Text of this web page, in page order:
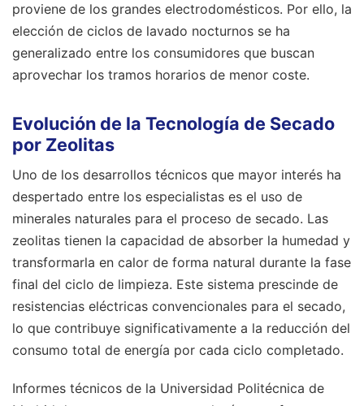
proviene de los grandes electrodomésticos. Por ello, la
elección de ciclos de lavado nocturnos se ha
generalizado entre los consumidores que buscan
aprovechar los tramos horarios de menor coste.
Evolución de la Tecnología de Secado
por Zeolitas
Uno de los desarrollos técnicos que mayor interés ha
despertado entre los especialistas es el uso de
minerales naturales para el proceso de secado. Las
zeolitas tienen la capacidad de absorber la humedad y
transformarla en calor de forma natural durante la fase
final del ciclo de limpieza. Este sistema prescinde de
resistencias eléctricas convencionales para el secado,
lo que contribuye significativamente a la reducción del
consumo total de energía por cada ciclo completado.
Informes técnicos de la Universidad Politécnica de